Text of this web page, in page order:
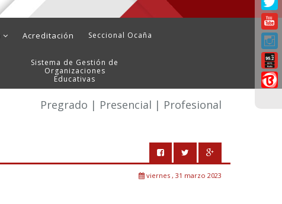
Acreditación Seccional Ocaña
Sistema de Gestión de
Organizaciones
Educativas
Pregrado | Presencial | Profesional
viernes , 31 marzo 2023